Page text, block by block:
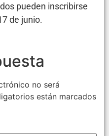
pueden inscribirse
de junio.
no será
están marcados